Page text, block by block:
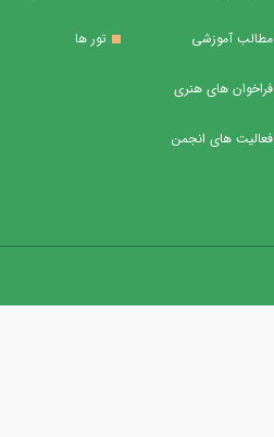
مطالب آموزشی
فراخوان های هنری
فعالیت های انجمن
تور ها